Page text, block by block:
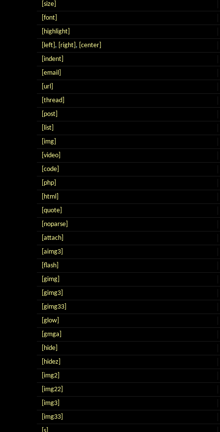
[size]
[font]
[highlight]
[left] , [right] , [center]
[indent]
[email]
[url]
[thread]
[post]
[list]
[img]
[video]
[code]
[php]
[html]
[quote]
[noparse]
[attach]
[aimg3]
[flash]
[gimg]
[gimg3]
[gimg33]
[glow]
[gmga]
[hide]
[hidez]
[img2]
[img22]
[img3]
[img33]